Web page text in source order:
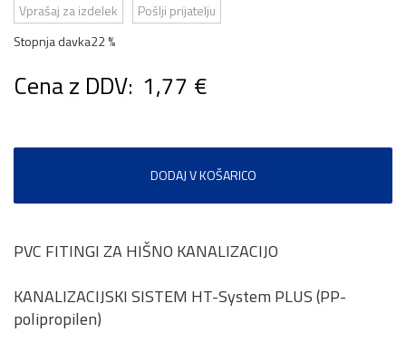
Vprašaj za izdelek
Pošlji prijatelju
Stopnja davka22 %
Cena z DDV: 1,77 €
DODAJ V KOŠARICO
PVC FITINGI ZA HIŠNO KANALIZACIJO
KANALIZACIJSKI SISTEM HT-System PLUS (PP-
polipropilen)